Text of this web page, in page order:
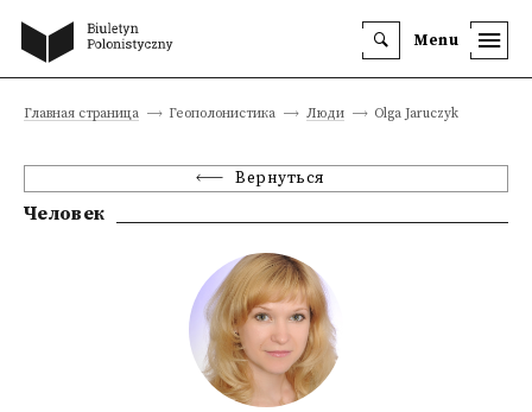
Menu
Главная страница Геополонистика Люди Olga Jaruczyk
Вернуться
Человек